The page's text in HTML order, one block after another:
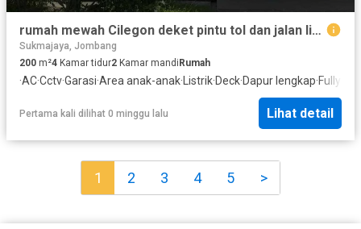
rumah mewah Cilegon deket pintu tol dan jalan lingkar selatan
Sukmajaya, Jombang
200 m²4 Kamar tidur2 Kamar mandiRumah
·AC·Cctv·Garasi·Area anak-anak· Listrik·Deck·Dapur lengkap·Fully
Pertama kali dilihat 0 minggu lalu Lihat detail
1 2 3 4 5 >